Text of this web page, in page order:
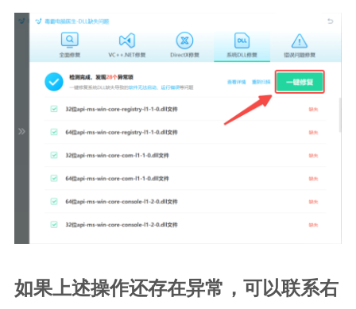
如果上述操作还存在异常，可以联系右